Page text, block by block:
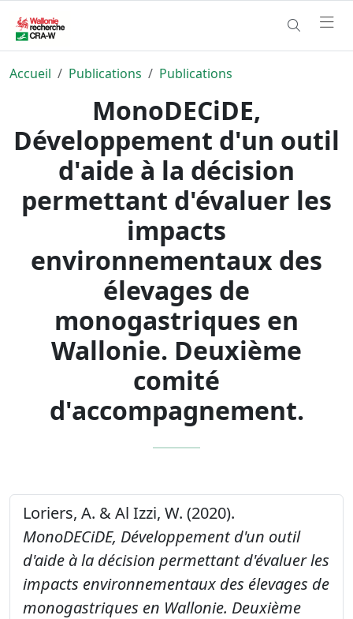
Accueil Publications Publications
MonoDECiDE,
Développement d'un outil
d'aide à la décision
permettant d'évaluer les
impacts
environnementaux des
élevages de
monogastriques en
Wallonie. Deuxième
comité
d'accompagnement.
Loriers, A. & Al Izzi, W. (2020).
MonoDECiDE, Développement d'un outil
d'aide à la décision permettant d'évaluer les
impacts environnementaux des élevages de
monogastriques en Wallonie. Deuxième